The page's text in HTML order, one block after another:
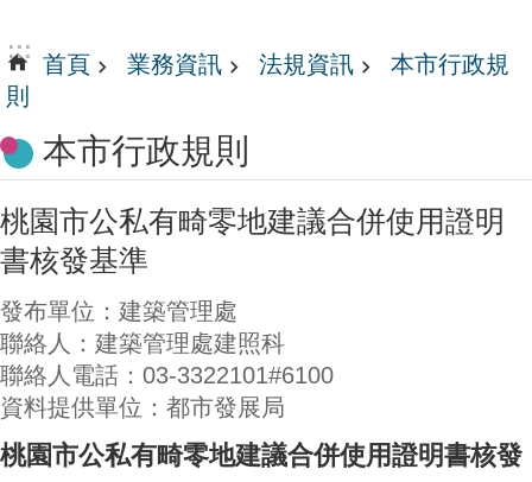
:::
首頁 業務資訊 法規資訊
本市行政規
則
本市行政規則
桃園市公私有畸零地建議合併使用證明
書核發基準
發布單位：建築管理處
聯絡人：建築管理處建照科
聯絡人電話：03-3322101#6100
資料提供單位：都市發展局
桃園市公私有畸零地建議合併使用證明書核發